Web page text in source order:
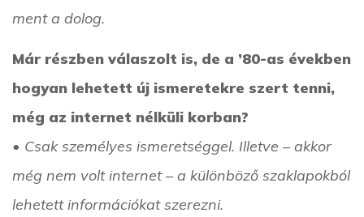
ment a dolog.
Már részben válaszolt is, de a ’80-as években
hogyan lehetett új ismeretekre szert tenni,
még az internet nélküli korban?
• Csak személyes ismeretséggel. Illetve – akkor
még nem volt internet – a különböző szaklapokból
lehetett információkat szerezni.